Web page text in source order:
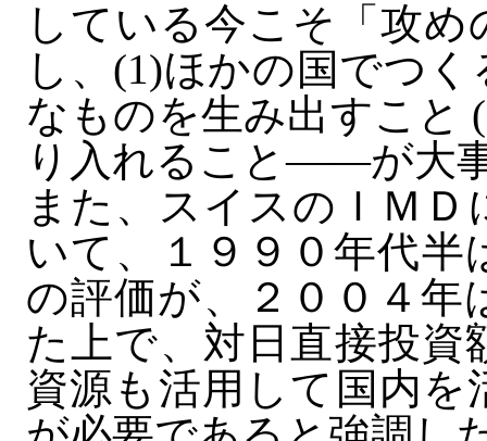
している今こそ「攻
し、(1)ほかの国でつ
なものを生み出すこと
り入れること――が大
また、スイスのＩＭ
いて、１９９０年代
の評価が、２００４年
た上で、対日直接投
資源も活用して国内